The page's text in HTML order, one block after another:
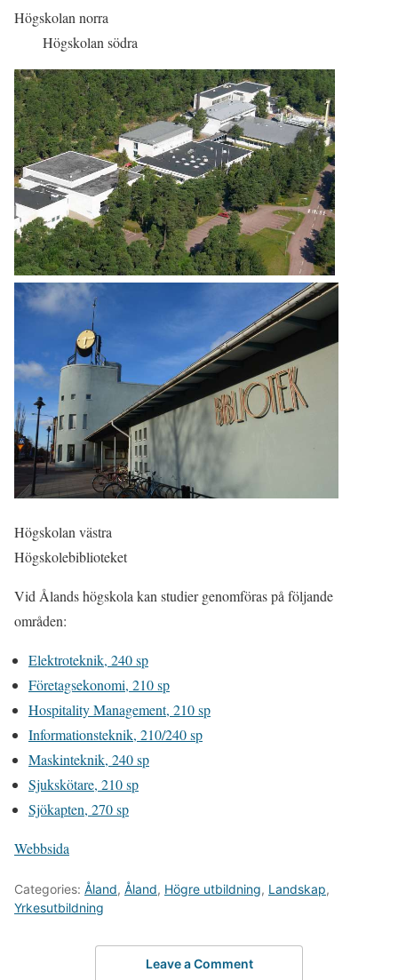
Högskolan norra
Högskolan södra
Högskolan västra
Högskolebiblioteket
Vid Ålands högskola kan studier genomföras på följande
områden:
Elektroteknik, 240 sp
Företagsekonomi, 210 sp
Hospitality Management, 210 sp
Informationsteknik, 210/240 sp
Maskinteknik, 240 sp
Sjukskötare, 210 sp
Sjökapten, 270 sp
Webbsida
Categories: Åland, Åland, Högre utbildning, Landskap,
Yrkesutbildning
Leave a Comment